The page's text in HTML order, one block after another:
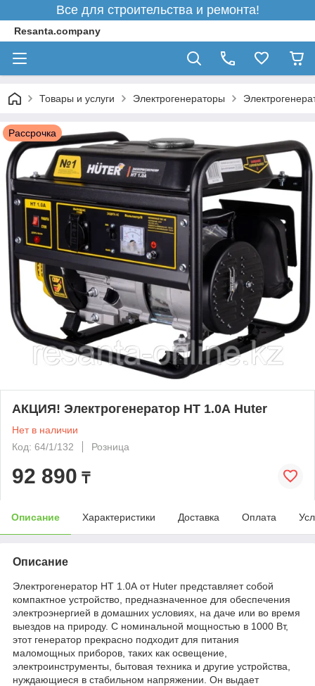
Все для строительства и ремонта!
Resanta.company
Товары и услуги Электрогенераторы
Рассрочка
АКЦИЯ! Электрогенератор HT 1.0А Huter
Нет в наличии
Код: 64/1/132
Розница
92 890 ₸
Описание Характеристики Доставка Оплата
Описание
Электрогенератор HT 1.0А от Huter представляет собой
компактное устройство, предназначенное для обеспечения
электроэнергией в домашних условиях, на даче или во время
выездов на природу. С номинальной мощностью в 1000 Вт,
этот генератор прекрасно подходит для питания
маломощных приборов, таких как освещение,
электроинструменты, бытовая техника и другие устройства,
нуждающиеся в стабильном напряжении. Он выдает